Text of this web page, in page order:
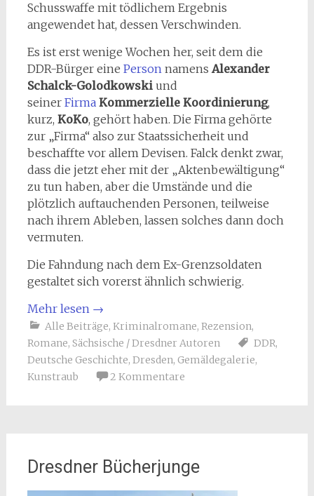
Schusswaffe mit tödlichem Ergebnis
angewendet hat, dessen Verschwinden.
Es ist erst wenige Wochen her, seit dem die
DDR-Bürger eine Personnamens Alexander
Schalck-Golodkowskiund
seiner Firma Kommerzielle Koordinierung,
kurz, KoKo, gehört haben. Die Firma gehörte
zur „Firma“ also zur Staatssicherheit und
beschaffte vor allem Devisen. Falck denkt zwar,
dass die jetzt eher mit der „Aktenbewältigung“
zu tun haben, aber die Umstände und die
plötzlich auftauchenden Personen, teilweise
nach ihrem Ableben, lassen solches dann doch
vermuten.
Die Fahndung nach dem Ex-Grenzsoldaten
gestaltet sich vorerst ähnlich schwierig.
Mehr lesen →
Alle Beiträge, Kriminalromane, Rezension,
Romane, Sächsische / Dresdner Autoren DDR,
Deutsche Geschichte, Dresden, Gemäldegalerie,
Kunstraub
2 Kommentare
Dresdner Bücherjunge